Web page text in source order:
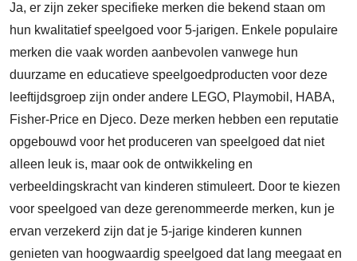
Ja, er zijn zeker specifieke merken die bekend staan om
hun kwalitatief speelgoed voor 5-jarigen. Enkele populaire
merken die vaak worden aanbevolen vanwege hun
duurzame en educatieve speelgoedproducten voor deze
leeftijdsgroep zijn onder andere LEGO, Playmobil, HABA,
Fisher-Price en Djeco. Deze merken hebben een reputatie
opgebouwd voor het produceren van speelgoed dat niet
alleen leuk is, maar ook de ontwikkeling en
verbeeldingskracht van kinderen stimuleert. Door te kiezen
voor speelgoed van deze gerenommeerde merken, kun je
ervan verzekerd zijn dat je 5-jarige kinderen kunnen
genieten van hoogwaardig speelgoed dat lang meegaat en